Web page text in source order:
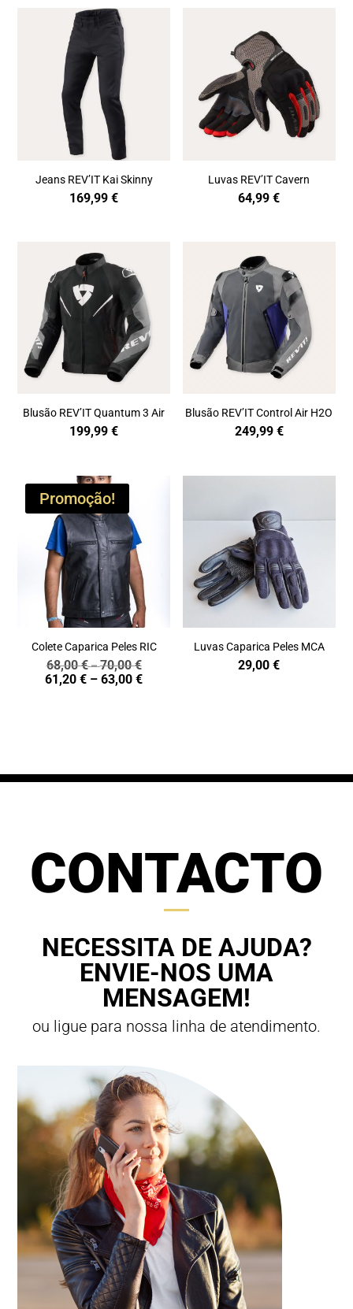
Jeans REV’IT Kai Skinny
169,99€
Luvas REV’IT Cavern
64,99€
Blusão REV’IT Quantum 3 Air
199,99€
Blusão REV’IT Control Air H2O
249,99 €
Promoção!
Colete Caparica Peles RIC
68,00€–70,00€Price
range:
61,20€ – 63,00€Price
Luvas Caparica Peles MCA
29,00€
CONTACTO
NECESSITA DE AJUDA?
ENVIE-NOS UMA
MENSAGEM!
ou ligue para nossa linha de atendimento.